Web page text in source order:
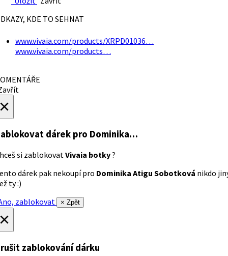
KDE TO SEHNAT
www.vivaia.com/products/XRPD01036…
www.vivaia.com/products…
dárek pro Dominika…
si zablokovatVivaia botky?
dárek pak nekoupí pro Dominika Atigu Sobotková nikdo
ty :)
zablokovat
× Zpět
zablokování dárku